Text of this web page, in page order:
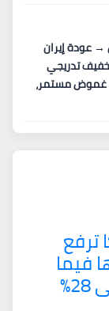
التفاوض → عودة إيران
تدريجي
→ غموض مستمر،
ترفع
فيما